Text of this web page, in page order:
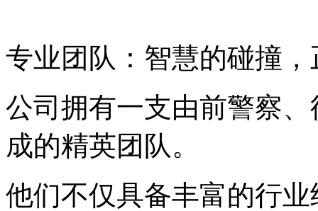
专业团队：智慧的碰撞
公司拥有一支由前警察
成的精英团队。
他们不仅具备丰富的行